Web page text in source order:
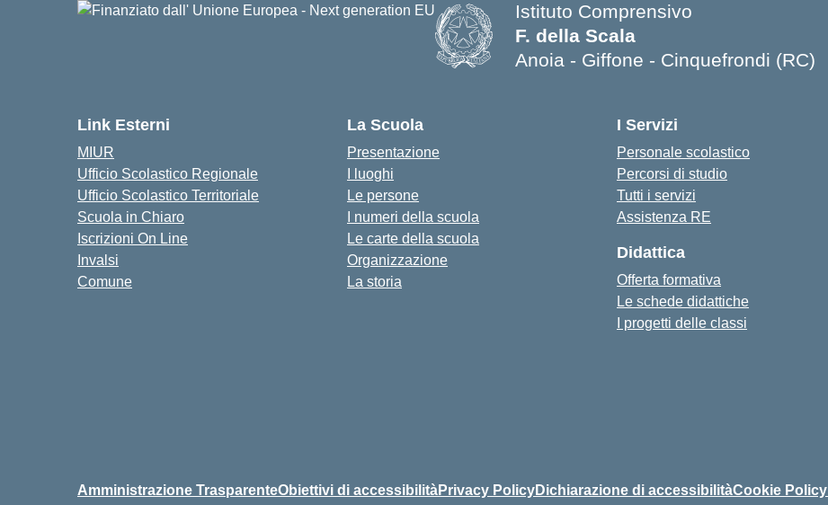
Istituto Comprensivo
F. della Scala
Anoia - Giffone - Cinquefrondi (RC)
Link Esterni
MIUR
Ufficio Scolastico Regionale
Ufficio Scolastico Territoriale
Scuola in Chiaro
Iscrizioni On Line
Invalsi
Comune
La Scuola
Presentazione
I luoghi
Le persone
I numeri della scuola
Le carte della scuola
Organizzazione
La storia
I Servizi
Personale scolastico
Percorsi di studio
Tutti i servizi
Assistenza RE
Didattica
Offerta formativa
Le schede didattiche
I progetti delle classi
Amministrazione TrasparenteObiettivi di accessibilitàPrivacy PolicyDichiarazione di accessibilitàCookie Policy